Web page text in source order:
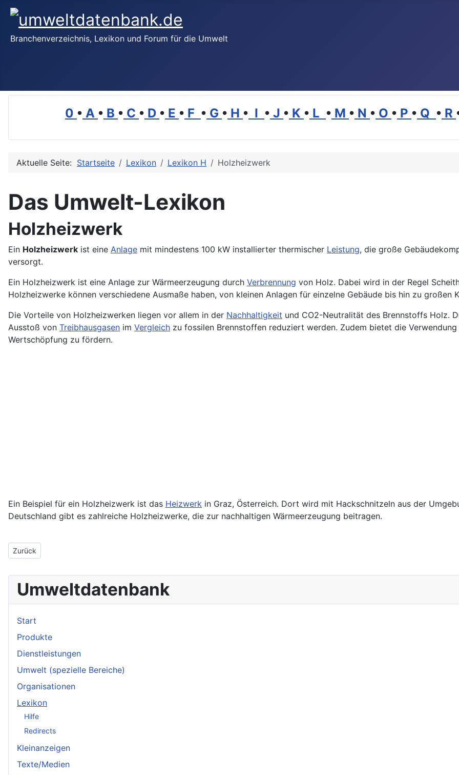
Branchenverzeichnis, Lexikon und Forum für die Umwelt
0 • A • B • C • D • E • F • G • H • I • J • K • L • M • N • O • P • Q • R
Aktuelle Seite: Startseite Lexikon Lexikon H Holzheizwerk
Das Umwelt-Lexikon
Holzheizwerk
Ein Holzheizwerk ist eine Anlage mit mindestens 100 kW installierter thermischer Leistung, die große
versorgt.
Ein Holzheizwerk ist eine Anlage zur Wärmeerzeugung durch Verbrennung von Holz. Dabei wird in der Regel
Holzheizwerke können verschiedene Ausmaße haben, von kleinen Anlagen für einzelne Gebäude bis hin zu großen
Die Vorteile von Holzheizwerken liegen vor allem in der Nachhaltigkeit und CO2-Neutralität des Brennstoffs Holz.
Ausstoß von Treibhausgasen im Vergleich zu fossilen Brennstoffen reduziert werden. Zudem bietet die
Wertschöpfung zu fördern.
Ein Beispiel für ein Holzheizwerk ist das Heizwerk in Graz, Österreich. Dort wird mit Hackschnitzeln aus der
Deutschland gibt es zahlreiche Holzheizwerke, die zur nachhaltigen Wärmeerzeugung beitragen.
Vorheriger Beitrag: Holzheizkraftwerk
Zurück
Umweltdatenbank
Start
Produkte
Dienstleistungen
Umwelt (spezielle Bereiche)
Organisationen
Lexikon
Hilfe
Redirects
Kleinanzeigen
Texte/Medien